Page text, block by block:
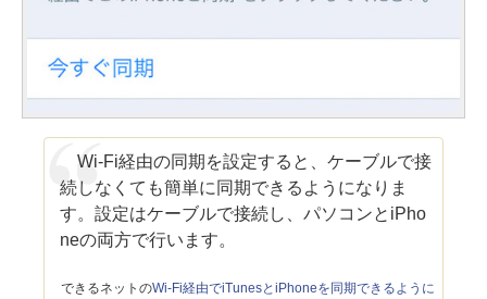
Wi-Fi経由の同期を設定すると、ケーブルで接
続しなくても簡単に同期できるようになりま
す。設定はケーブルで接続し、パソコンとiPho
neの両方で行います。
できるネットのWi-Fi経由でiTunesとiPhoneを同期できるように